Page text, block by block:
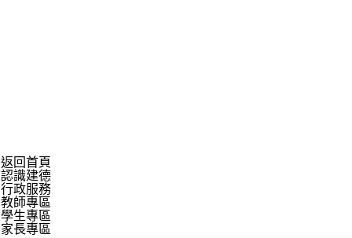
返回首頁
認識建德
行政服務
教師專區
學生專區
家長專區